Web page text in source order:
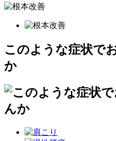
このような症状で
か